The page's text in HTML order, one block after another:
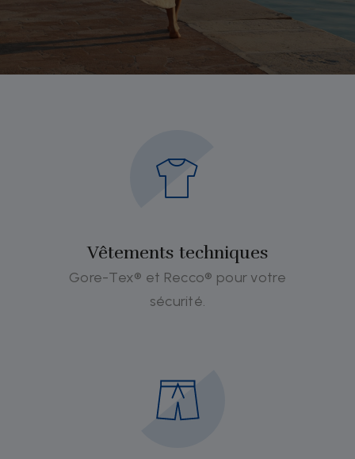
Vêtements techniques
Gore-Tex® et Recco® pour votre
sécurité.